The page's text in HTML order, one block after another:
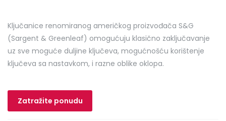
Ključanice renomiranog američkog proizvođača S&G
(Sargent & Greenleaf) omogućuju klasično zaključavanje
uz sve moguće duljine ključeva, mogućnošću korištenje
ključeva sa nastavkom, i razne oblike oklopa.
Zatražite ponudu